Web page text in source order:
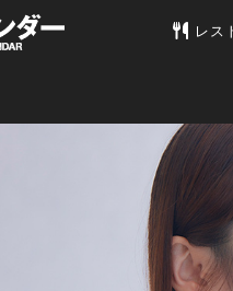
東京カ
レス